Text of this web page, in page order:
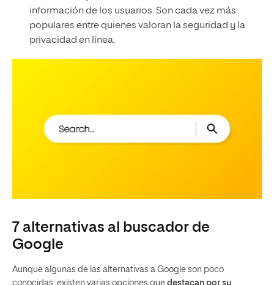
información de los usuarios. Son cada vez más
populares entre quienes valoran la seguridad y la
privacidad en línea.
7 alternativas al buscador de
Google
Aunque algunas de las alternativas a Google son poco
conocidas, existen varias opciones que destacan por su